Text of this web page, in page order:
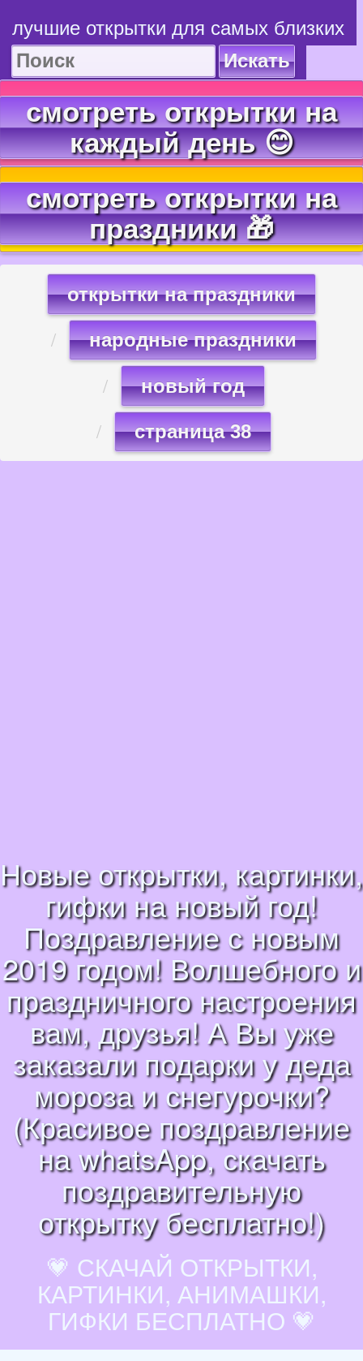
лучшие открытки для самых близких
Искать
смотреть открытки на
каждый день 😊
смотреть открытки на
праздники 🎁
открытки на праздники
народные праздники
новый год
страница 38
Новые открытки, картинки,
гифки на новый год!
Поздравление с новым
2019 годом! Волшебного и
праздничного настроения
вам, друзья! А Вы уже
заказали подарки у деда
мороза и снегурочки?
(Красивое поздравление
на whatsApp, скачать
поздравительную
открытку бесплатно!)
💗 СКАЧАЙ ОТКРЫТКИ,
КАРТИНКИ, АНИМАШКИ,
ГИФКИ БЕСПЛАТНО 💗